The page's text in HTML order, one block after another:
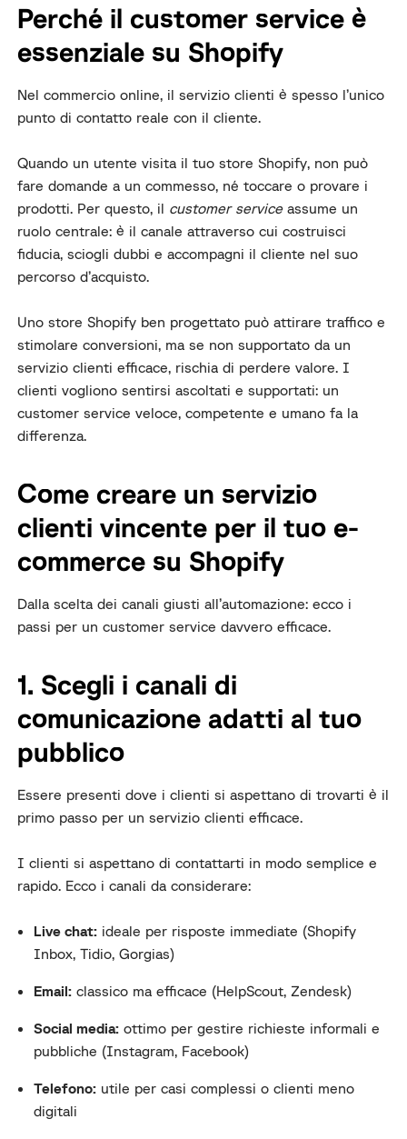
Perché il customer service è
essenziale su Shopify
Nel commercio online, il servizio clienti è spesso l’unico
punto di contatto reale con il cliente.
Quando un utente visita il tuo store Shopify, non può
fare domande a un commesso, né toccare o provare i
prodotti. Per questo, il customer serviceassume un
ruolo centrale: è il canale attraverso cui costruisci
fiducia, sciogli dubbi e accompagni il cliente nel suo
percorso d’acquisto.
Uno store Shopify ben progettato può attirare traffico e
stimolare conversioni, ma se non supportato da un
servizio clienti efficace, rischia di perdere valore. I
clienti vogliono sentirsi ascoltati e supportati: un
customer service veloce, competente e umano fa la
differenza.
Come creare un servizio
clienti vincente per il tuo e-
commerce su Shopify
Dalla scelta dei canali giusti all’automazione: ecco i
passi per un customer service davvero efficace.
1. Scegli i canali di
comunicazione adatti al tuo
pubblico
Essere presenti dove i clienti si aspettano di trovarti è il
primo passo per un servizio clienti efficace.
I clienti si aspettano di contattarti in modo semplice e
rapido. Ecco i canali da considerare:
Live chat: ideale per risposte immediate (Shopify
Inbox, Tidio, Gorgias)
Email: classico ma efficace (HelpScout, Zendesk)
Social media: ottimo per gestire richieste informali e
pubbliche (Instagram, Facebook)
Telefono: utile per casi complessi o clienti meno
digitali